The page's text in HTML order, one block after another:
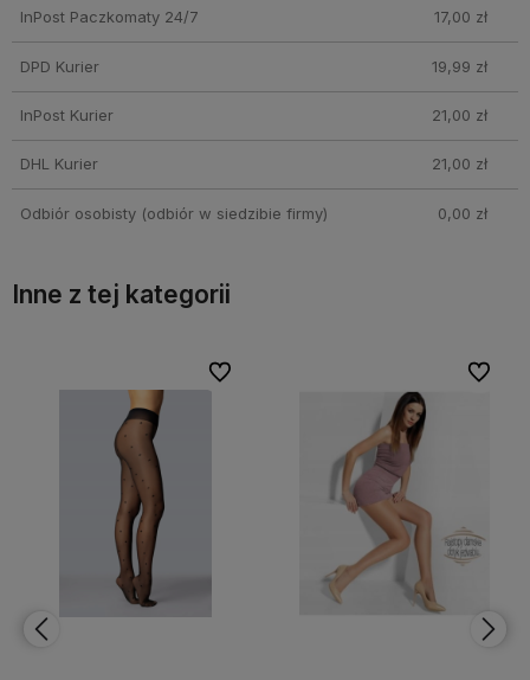
InPost Paczkomaty 24/7 17,00 zł
DPD Kurier 19,99 zł
InPost Kurier 21,00 zł
DHL Kurier 21,00 zł
Odbiór osobisty(odbiór w siedzibie firmy) 0,00 zł
Inne z tej kategorii
Do ulubionych
Do ulubionych Do
Do